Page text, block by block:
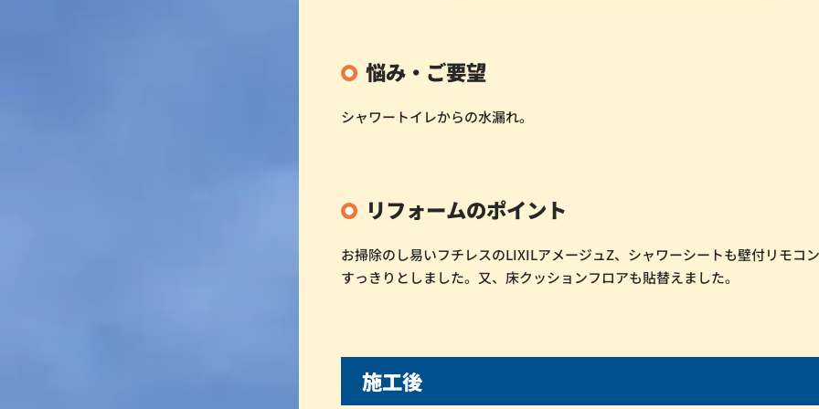
悩み・ご要望
シャワートイレからの水漏れ。
リフォームのポイント
お掃除のし易いフチレスのLIXILアメージュZ、シャワーシートも壁付リモコ
すっきりとしました。又、床クッションフロアも貼替えました。
施工後